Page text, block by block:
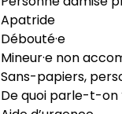
Apatride
Débouté·e
Mineur·e non
Sans-papiers,
De quoi parle-t-on